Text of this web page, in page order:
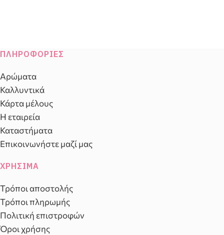
ΠΛΗΡΟΦΟΡΊΕΣ
Αρώματα
Καλλυντικά
Κάρτα μέλους
Η εταιρεία
Καταστήματα
Επικοινωνήστε μαζί μας
ΧΡΉΣΙΜΑ
Τρόποι αποστολής
Τρόποι πληρωμής
Πολιτική επιστροφών
Όροι χρήσης